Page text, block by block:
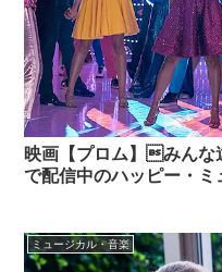
映画【プロム】みんな
で配信中のハッピー・ミ
ミュージカル・音楽